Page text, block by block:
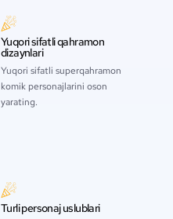
Yuqori sifatli qahramon
dizaynlari
Yuqori sifatli superqahramon
komik personajlarini oson
yarating.
Turli personaj uslublari